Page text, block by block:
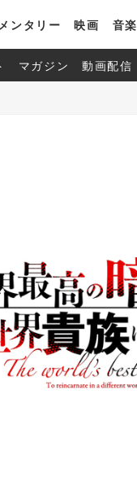
ンタリー 映画 音楽
マガジン 動画配信